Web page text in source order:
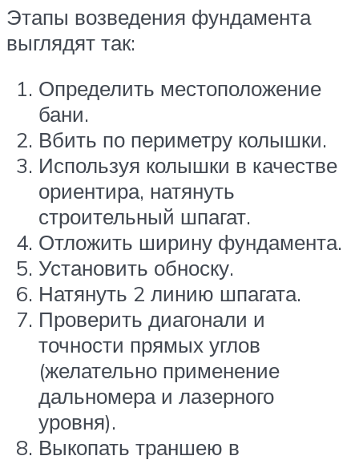
Этапы возведения фундамента
выглядят так:
Определить местоположение
бани.
Вбить по периметру колышки.
Используя колышки в качестве
ориентира, натянуть
строительный шпагат.
Отложить ширину фундамента.
Установить обноску.
Натянуть 2 линию шпагата.
Проверить диагонали и
точности прямых углов
(желательно применение
дальномера и лазерного
уровня).
Выкопать траншею в